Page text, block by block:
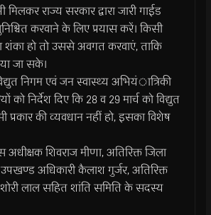
राज्य सरकार द्वारा जारी गाईड
करवाने के लिए प्रयास करें। किसी
शंका हो तो उससे अवगत करवाएं, ताकि
जा सके।
निगम एवं जन स्वास्थ्य अभियंात्रिकी
को निर्देश दिए कि 28 व 29 मार्च को विद्युत
प्रकार की व्यवधान नहीं हो, इसका विशेष
शिवराज मीणा, अतिरिक्त जिला
अधिकारी कैलाश गुर्जर, अतिरिक्त
लाल सहित शांति समिति के सदस्य